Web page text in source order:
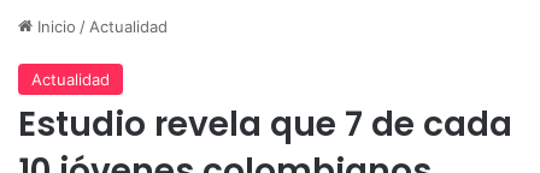
Inicio / Actualidad
Actualidad
Estudio revela que 7 de cada